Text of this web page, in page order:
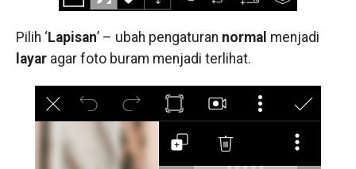
Pilih ‘ Lapisan’ – ubah pengaturan normal menjadi
layaragar foto buram menjadi terlihat.